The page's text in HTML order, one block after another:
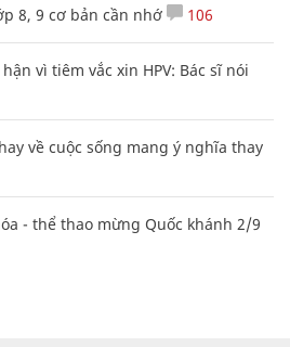
8, 9 cơ bản cần nhớ 106
vì tiêm vắc xin HPV: Bác sĩ nói
về cuộc sống mang ý nghĩa thay
- thể thao mừng Quốc khánh 2/9